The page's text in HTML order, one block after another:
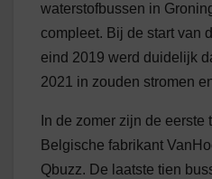
waterstofbussen in
compleet. Bij de start van
eind 2019 werd duidelijk
2021 in zouden stromen
In de zomer zijn de
Belgische fabrikant
Qbuzz. De laatste tien